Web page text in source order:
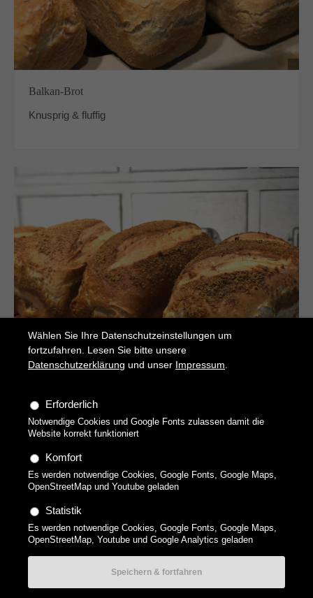
Balkan-Brot
Knusprig & fluffig
Würzige kleine Brote
Copyright 2026 technikgenuss, Maren Kuçi. Alle Rechte
vorbehalten.
Impressum
Datenschutz-
Einstellungen
AGBs Gutscheine
Wählen Sie Ihre Datenschutzeinstellungen um
fortzufahren. Lesen Sie bitte unsere
Datenschutzerklärung und unser Impressum.
Erforderlich
Notwendige Cookies und Google Fonts zulassen damit die
Website korrekt funktioniert
Komfort
Es werden notwendige Cookies, Google Fonts, Google Maps,
OpenStreetMap und Youtube geladen
Statistik
Es werden notwendige Cookies, Google Fonts, Google Maps,
OpenStreetMap, Youtube und Google Analytics geladen